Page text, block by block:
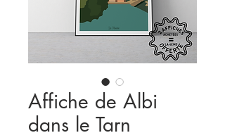
Affiche de Albi
dans le Tarn